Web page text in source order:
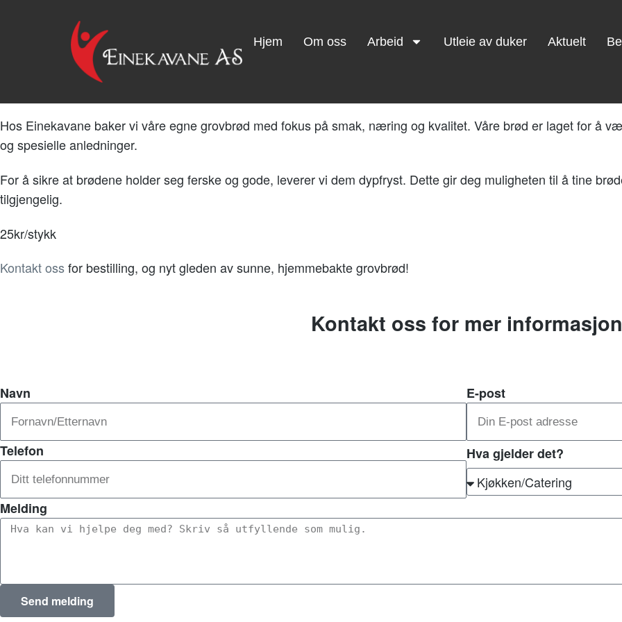
Hjem Om oss Arbeid Utleie av duker Aktuelt
Hos Einekavane baker vi våre egne grovbrød med fokus på smak, næring og kvalitet. Våre brød er laget for å
og spesielle anledninger.
For å sikre at brødene holder seg ferske og gode, leverer vi dem dypfryst. Dette gir deg muligheten til å tine
tilgjengelig.
25kr/stykk
Kontakt ossfor bestilling, og nyt gleden av sunne, hjemmebakte grovbrød!
Kontakt oss for mer informasjon
Navn E-post
Telefon Hva gjelder det?
Melding
Send melding